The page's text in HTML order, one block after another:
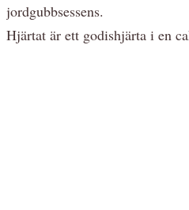
jordgubbsessens.
Hjärtat är ett godishjärta i en